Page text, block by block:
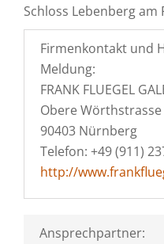
Schloss Lebenberg am
Firmenkontakt und
Meldung:
FRANK FLUEGEL
Obere Wörthstrasse
90403 Nürnberg
Telefon: +49 (911)
http://
Ansprechpartner: